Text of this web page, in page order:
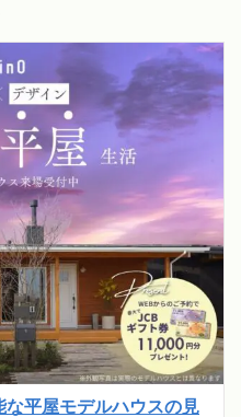
な平屋モデルハウスの見